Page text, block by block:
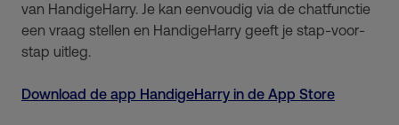
van HandigeHarry. Je kan eenvoudig via de chatfunctie
een vraag stellen en HandigeHarry geeft je stap-voor-
stap uitleg.
Download de app HandigeHarry in de App Store